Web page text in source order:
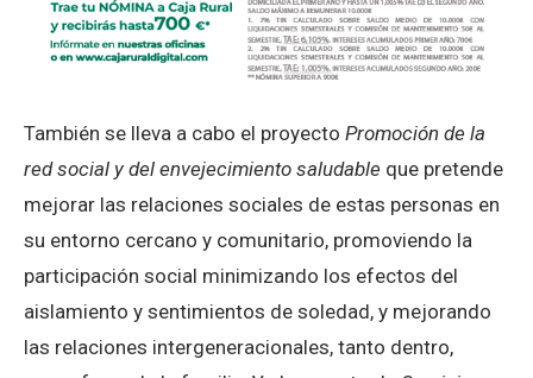
También se lleva a cabo el proyecto Promoción de la
red social y del envejecimiento saludable que pretende
mejorar las relaciones sociales de estas personas en
su entorno cercano y comunitario, promoviendo la
participación social minimizando los efectos del
aislamiento y sentimientos de soledad, y mejorando
las relaciones intergeneracionales, tanto dentro,